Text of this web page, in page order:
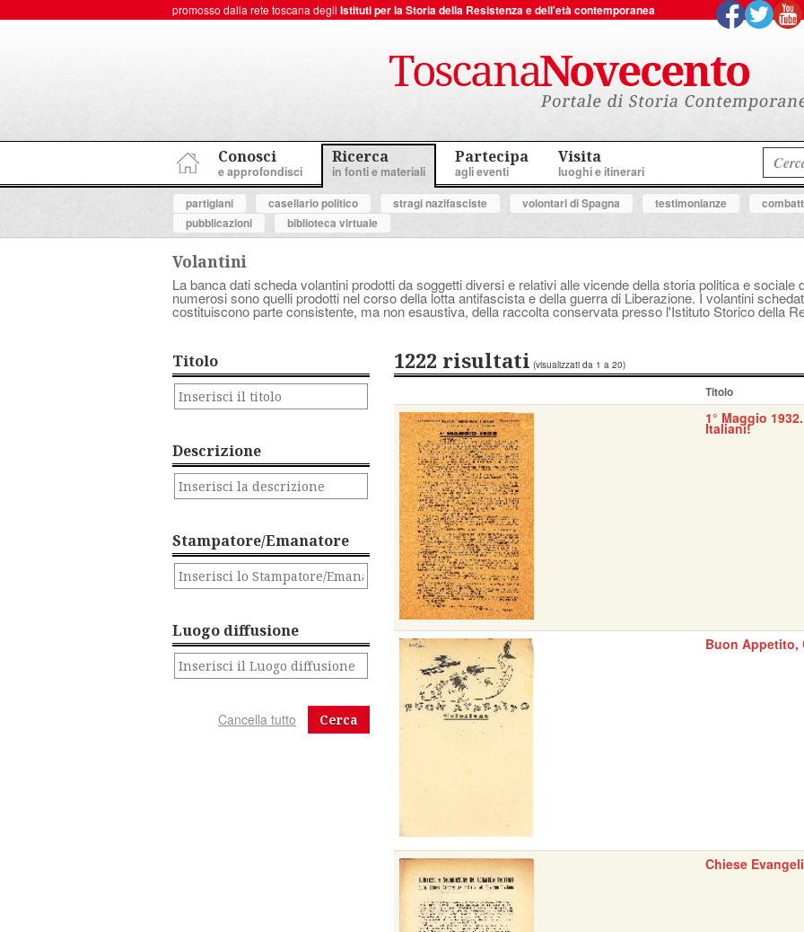
promosso dalla rete toscana degli Istituti per la Storia della Resistenza e dell'età contemporanea
Conosci
e approfondisci
Ricerca
in fonti e materiali
Partecipa
agli eventi
Visita
luoghi e itinerari
partigiani
casellario politico stragi nazifasciste volontari di Spagna testimonianze
pubblicazioni
biblioteca virtuale
Volantini
La banca dati scheda volantini prodotti da soggetti diversi e relativi alle vicende della storia politica e
numerosi sono quelli prodotti nel corso della lotta antifascista e della guerra di Liberazione. I volantini
costituiscono parte consistente, ma non esaustiva, della raccolta conservata presso l'Istituto Storico della
Titolo
Descrizione
Stampatore/Emanatore
Luogo diffusione
Cerca
1222 risultati (visualizzati da 1 a 20)
Titolo
1° Maggio
Italiani!
Buon Appetito,
Chiese